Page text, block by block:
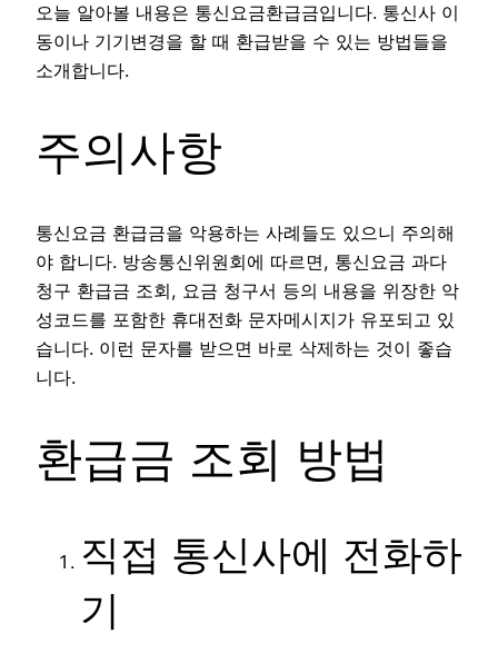
오늘 알아볼 내용은 통신요금환급금입니다. 통신사 이
동이나 기기변경을 할 때 환급받을 수 있는 방법들을
소개합니다.
주의사항
통신요금 환급금을 악용하는 사례들도 있으니 주의해
야 합니다. 방송통신위원회에 따르면, 통신요금 과다
청구 환급금 조회, 요금 청구서 등의 내용을 위장한 악
성코드를 포함한 휴대전화 문자메시지가 유포되고 있
습니다. 이런 문자를 받으면 바로 삭제하는 것이 좋습
니다.
환급금 조회 방법
직접 통신사에 전화하
기